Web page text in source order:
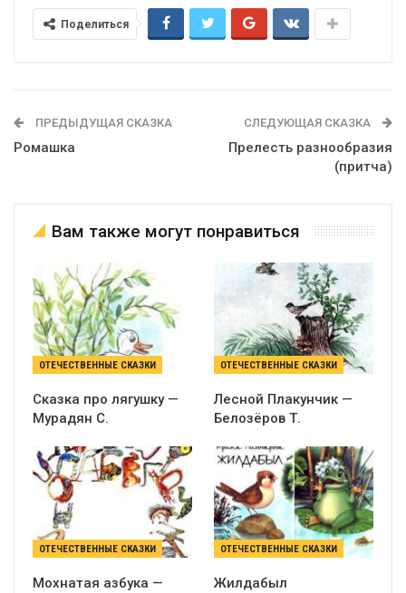
Поделиться
ПРЕДЫДУЩАЯ СКАЗКА
Ромашка
СЛЕДУЮЩАЯ СКАЗКА
Прелесть разнообразия
(притча)
Вам также могут понравиться
ОТЕЧЕСТВЕННЫЕ СКАЗКИ
Сказка про лягушку —
Мурадян С.
ОТЕЧЕСТВЕННЫЕ СКАЗКИ
Лесной Плакунчик —
Белозёров Т.
ОТЕЧЕСТВЕННЫЕ СКАЗКИ
Мохнатая азбука —
ОТЕЧЕСТВЕННЫЕ СКАЗКИ
Жилдабыл